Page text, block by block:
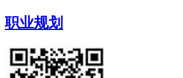
职业规划